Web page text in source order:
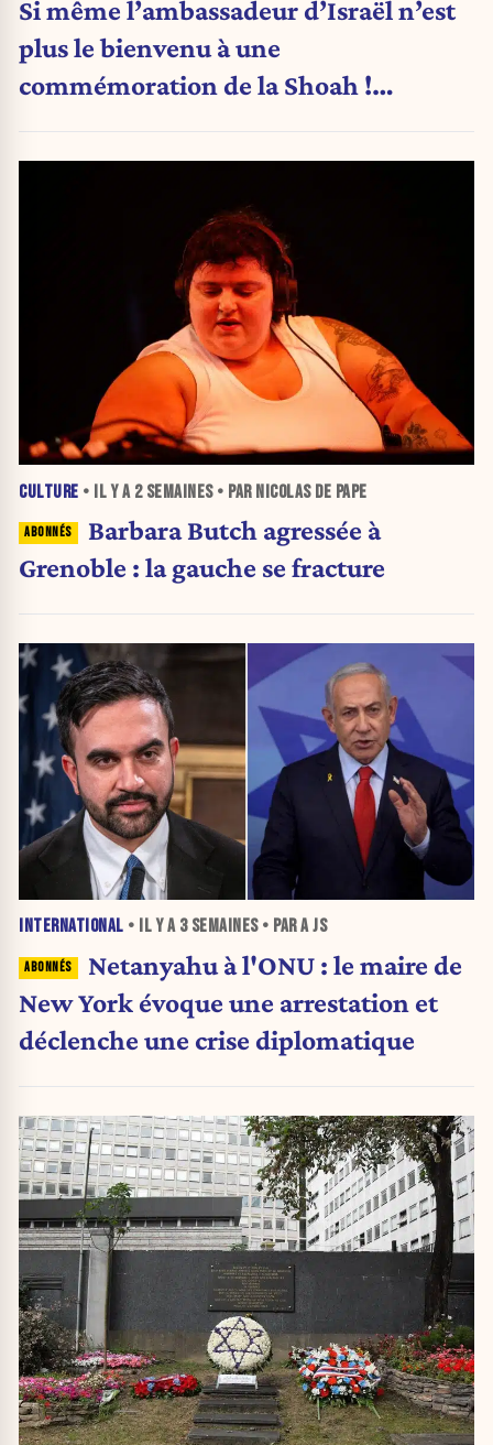
Si même l’ambassadeur d’Israël n’est
plus le bienvenu à une
commémoration de la Shoah !
CULTURE • IL Y A 2 SEMAINES• PAR NICOLAS DE PAPE
Barbara Butch agressée à
Grenoble : la gauche se fracture
INTERNATIONAL • IL Y A 3 SEMAINES• PAR A JS
Netanyahu à l'ONU : le maire de
New York évoque une arrestation et
déclenche une crise diplomatique